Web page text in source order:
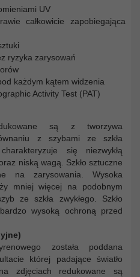
UV
całkowicie zapobiegająca
ryzyka zarysowań
każdym kątem widzenia
Activity Test (PAT)
są z tworzywa
z szybami ze szkła
się niezwykłą
niską wagą. Szkło sztuczne
na zarysowania. Wysoka
mniej więcej na podobnym
ze szkła zwykłego. Szkło
wysoką ochroną przed
została poddana
której padające światło
zdjęciach redukowane są